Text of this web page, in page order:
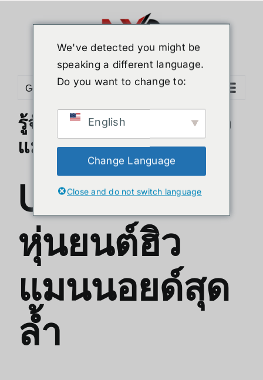
Go to...
รู้จัก Unitree G1 หุ่นยนต์ฮิว
แมนนอยด์สุดล้ำ
Unitree G1
หุ่นยนต์ฮิว
แมนนอยด์สุด
ล้ำ
We've detected you might be
speaking a different language.
Do you want to change to:
English
Change Language
Close and do not switch language